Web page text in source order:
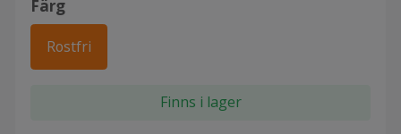
Färg
Rostfri
Finns i lager